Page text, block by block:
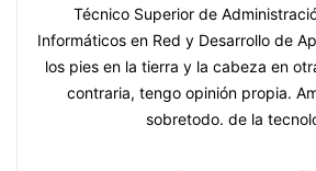
Técnico Superior de
Informáticos en Red y Desarrollo de
los pies en la tierra y la cabeza en
contraria, tengo opinión propia.
sobretodo. de la